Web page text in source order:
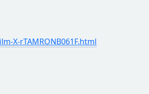
X-rTAMRONB061F.html